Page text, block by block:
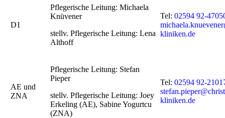
D1
Pflegerische Leitung: Michaela
Knüvener
stellv. Pflegerische Leitung: Lena
Althoff
Tel: 02594 92-
kliniken.de
AE und
ZNA
Pflegerische Leitung: Stefan
Pieper
stellv. Pflegerische Leitung: Joey
Erkeling (AE), Sabine Yogurtcu
(ZNA)
Tel: 02594 92-
kliniken.de